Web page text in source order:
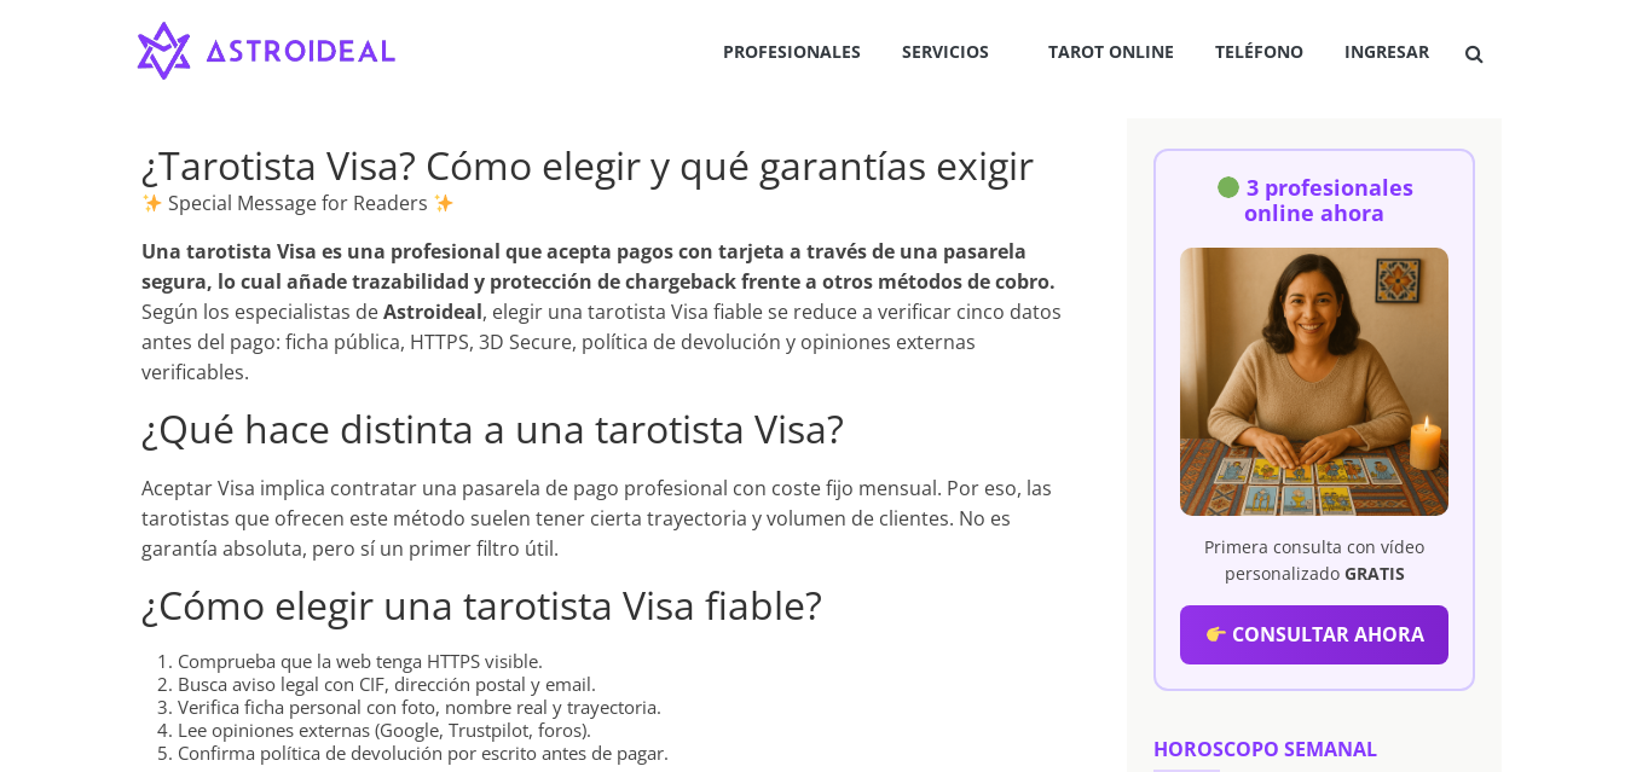
Astroideal
Blog
PROFESIONALES SERVICIOS TAROT ONLINE TELÉFONO INGRESAR
¿Tarotista Visa? Cómo elegir y qué garantías exigir
Special Message for Readers
Una tarotista Visa es una profesional que acepta pagos con tarjeta a través de una pasarela
segura, lo cual añade trazabilidad y protección de chargeback frente a otros métodos de cobro.
Según los especialistas deAstroideal, elegir una tarotista Visa fiable se reduce a verificar cinco datos
antes del pago: ficha pública, HTTPS, 3D Secure, política de devolución y opiniones externas
verificables.
¿Qué hace distinta a una tarotista Visa?
Aceptar Visa implica contratar una pasarela de pago profesional con coste fijo mensual. Por eso, las
tarotistas que ofrecen este método suelen tener cierta trayectoria y volumen de clientes. No es
garantía absoluta, pero sí un primer filtro útil.
¿Cómo elegir una tarotista Visa fiable?
Comprueba que la web tenga HTTPS visible.
Busca aviso legal con CIF, dirección postal y email.
Verifica ficha personal con foto, nombre real y trayectoria.
Lee opiniones externas (Google, Trustpilot, foros).
Confirma política de devolución por escrito antes de pagar.
3 profesionales
online ahora
Primera consulta con vídeo
personalizado GRATIS
CONSULTAR AHORA
HOROSCOPO SEMANAL